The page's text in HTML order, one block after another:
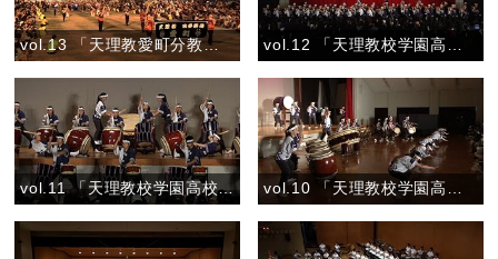
vol.13 「天理教愛町分教会吹奏楽団おやさとパレード」『心の花を咲かせよう／バクパイプ演奏／天理教青年会会歌』 vol.12 「天理教校学園高校和太鼓部 親里」『あたってくだけろ／親里／鬨の声』
vol.11 「天理教校学園高校和太鼓部 親里」『族』